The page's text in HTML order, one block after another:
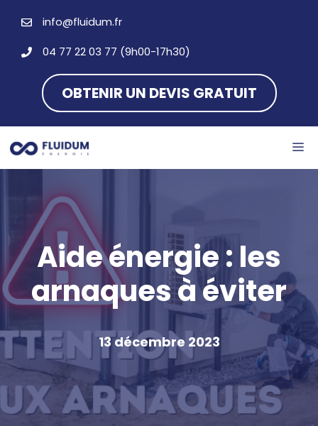
contenu
info@fluidum.fr
04 77 22 03 77 (9h00-17h30)
OBTENIR UN DEVIS GRATUIT
Aide énergie : les
arnaques à éviter
13 décembre 2023